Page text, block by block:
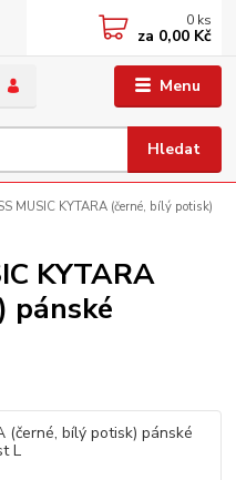
Menu
Hledat
0 ks
za 0,00 Kč
MUSIC KYTARA (černé, bílý potisk)
KYTARA
pánské